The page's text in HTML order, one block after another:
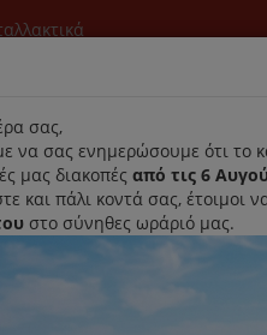
Αρχική
σας,
να σας ενημερώσουμε ότι το
μας διακοπές από τις 6
και πάλι κοντά σας, έτοιμοι
στο σύνηθες ωράριό μας.